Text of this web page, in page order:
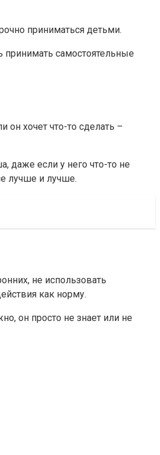
приниматься детьми.
самостоятельные
он хочет что-то сделать –
даже если у него что-то не
лучше и лучше.
не использовать
как норму.
он просто не знает или не